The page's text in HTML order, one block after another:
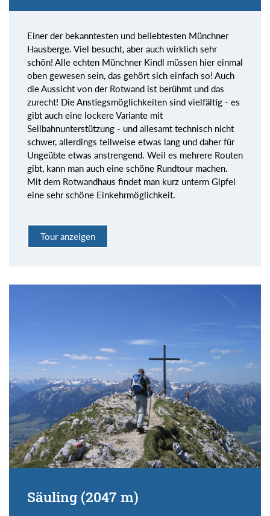
Einer der bekanntesten und beliebtesten Münchner
Hausberge. Viel besucht, aber auch wirklich sehr
schön! Alle echten Münchner Kindl müssen hier einmal
oben gewesen sein, das gehört sich einfach so! Auch
die Aussicht von der Rotwand ist berühmt und das
zurecht! Die Anstiegsmöglichkeiten sind vielfältig - es
gibt auch eine lockere Variante mit
Seilbahnunterstützung - und allesamt technisch nicht
schwer, allerdings teilweise etwas lang und daher für
Ungeübte etwas anstrengend. Weil es mehrere Routen
gibt, kann man auch eine schöne Rundtour machen.
Mit dem Rotwandhaus findet man kurz unterm Gipfel
eine sehr schöne Einkehrmöglichkeit.
Tour anzeigen
Säuling (2047 m)